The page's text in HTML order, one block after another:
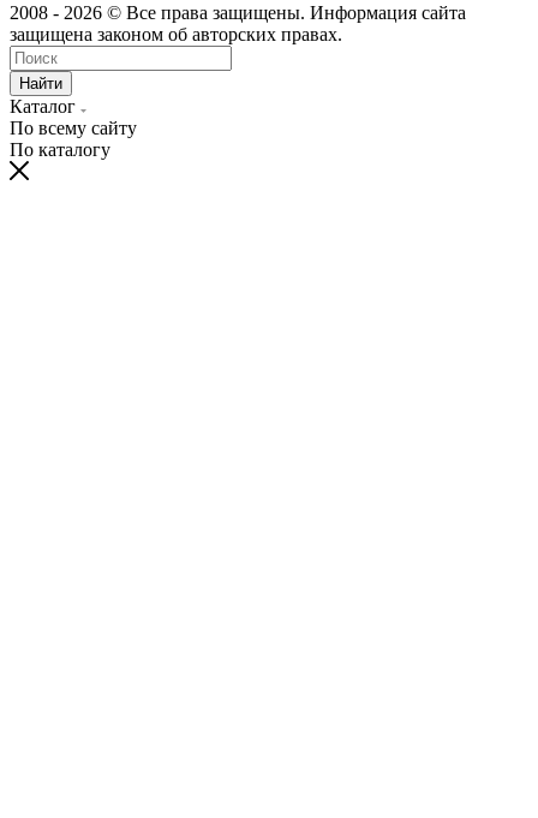
2008 - 2026 © Все права защищены. Информация сайта
защищена законом об авторских правах.
Найти
Каталог
По всему сайту
По каталогу